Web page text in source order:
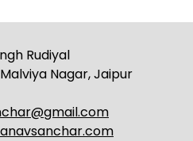
Rudiyal
Nagar, Jaipur